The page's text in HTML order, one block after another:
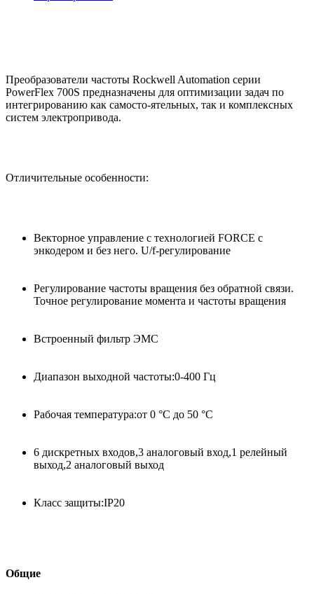
Преобразователи частоты Rockwell Automation серии
PowerFlex 700S предназначены для оптимизации задач по
интегрированию как самосто-ятельных, так и комплексных
систем электропривода.
Отличительные особенности:
Векторное управление с технологией FORCE с
энкодером и без него. U/f-регулирование
Регулирование частоты вращения без обратной связи.
Точное регулирование момента и частоты вращения
Встроенный фильтр ЭМС
Диапазон выходной частоты:0-400 Гц
Рабочая температура:от 0 °C до 50 °C
6 дискретных входов,3 аналоговый вход,1 релейный
выход,2 аналоговый выход
Класс защиты:IP20
Общие